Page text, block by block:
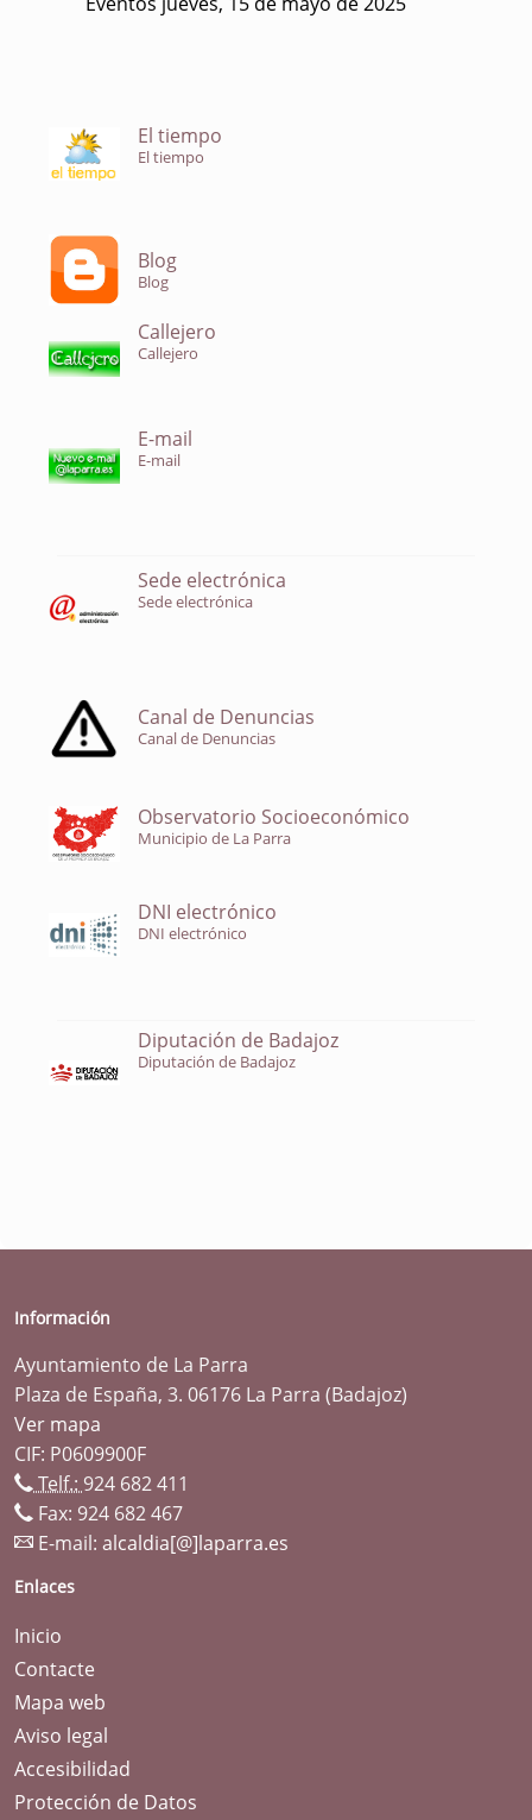
El tiempo
El tiempo
Blog
Blog
Callejero
Callejero
E-mail
E-mail
Sede electrónica
Sede electrónica
Canal de Denuncias
Canal de Denuncias
Observatorio Socioeconómico
Municipio de La Parra
DNI electrónico
DNI electrónico
Diputación de Badajoz
Diputación de Badajoz
Información
Ayuntamiento de La Parra
Plaza de España, 3. 06176 La Parra (Badajoz)
Ver mapa
CIF: P0609900F
Telf.: 924 682 411
Fax: 924 682 467
E-mail: alcaldia[@]laparra.es
Enlaces
Inicio
Contacte
Mapa web
Aviso legal
Accesibilidad
Protección de Datos